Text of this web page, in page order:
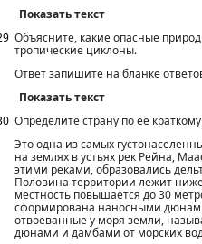
Показать текст
Объясните, какие опасные
тропические циклоны.
Ответ запишите на бланке
Показать текст
Определите страну по ее
Это одна из самых
на землях в устьях рек Рейна,
этими реками, образовались
Половина территории лежит
местность повышается до 30
сформирована наносными
отвоеванные у моря земли,
дюнами и дамбами от морских